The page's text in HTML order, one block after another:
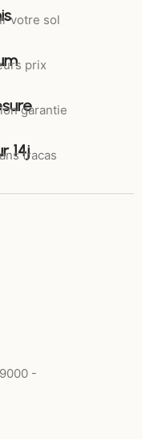
votre sol
prix
garantie
14jtracas
-